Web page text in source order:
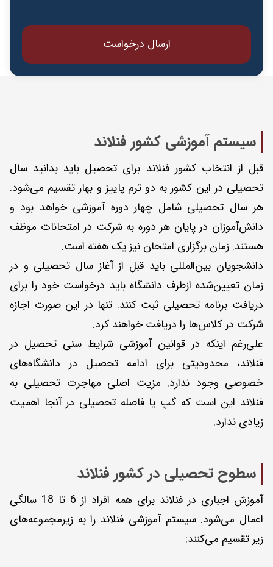
سیستم آموزشی کشور فنلاند
قبل از انتخاب کشور فنلاند برای تحصیل باید بدانید سال
تحصیلی در این کشور به دو ترم پاییز و بهار تقسیم می‌شود.
هر سال تحصیلی شامل چهار دوره آموزشی خواهد بود و
دانش‌آموزان در پایان هر دوره به شرکت در امتحانات موظف
هستند. زمان برگزاری امتحان نیز یک هفته است.
دانشجویان بین‌المللی باید قبل از آغاز سال تحصیلی و در
زمان تعیین‌شده از‌طرف دانشگاه باید درخواست خود را برای
دریافت برنامه تحصیلی ثبت کنند. تنها در این صورت اجازه
شرکت در کلاس‌ها را دریافت خواهند کرد.
علی‌رغم اینکه در قوانین آموزشی شرایط سنی تحصیل در
فنلاند، محدودیتی برای ادامه تحصیل در دانشگاه‌های
خصوصی وجود ندارد. مزیت اصلی مهاجرت تحصیلی به
فنلاند این است که گپ یا فاصله تحصیلی در آنجا اهمیت
زیادی ندارد.
سطوح تحصیلی در کشور فنلاند
آموزش اجباری در فنلاند برای همه افراد از 6 تا 18 سالگی
اعمال می‌شود. سیستم آموزشی فنلاند را به زیر‌مجموعه‌های
زیر تقسیم می‌کنند: